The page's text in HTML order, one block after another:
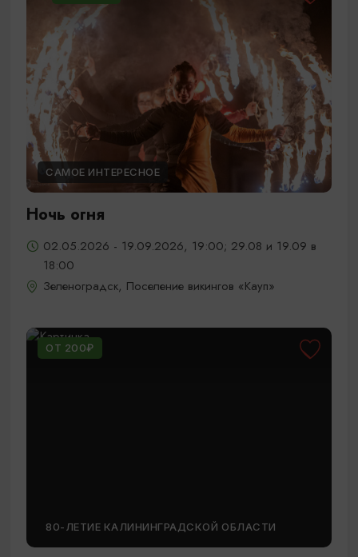
САМОЕ ИНТЕРЕСНОЕ
Ночь огня
02.05.2026 - 19.09.2026, 19:00; 29.08 и 19.09 в
18:00
Зеленоградск, Поселение викингов «Кауп»
ОТ 200₽
80-ЛЕТИЕ КАЛИНИНГРАДСКОЙ ОБЛАСТИ